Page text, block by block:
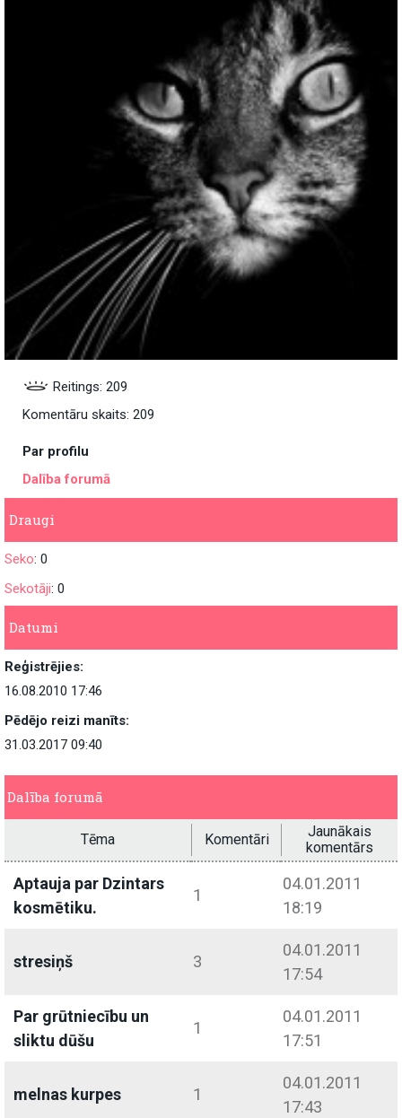
Reitings: 209
Komentāru skaits: 209
Par profilu
Dalība forumā
Draugi
Seko: 0
Sekotāji: 0
Datumi
Reģistrējies:
16.08.2010 17:46
Pēdējo reizi manīts:
31.03.2017 09:40
Dalība forumā
Tēma Komentāri
Jaunākais
komentārs
Aptauja par Dzintars
kosmētiku.
1
04.01.2011
18:19
stresiņš 3
04.01.2011
17:54
Par grūtniecību un
sliktu dūšu
1
04.01.2011
17:51
melnas kurpes 1
04.01.2011
17:43